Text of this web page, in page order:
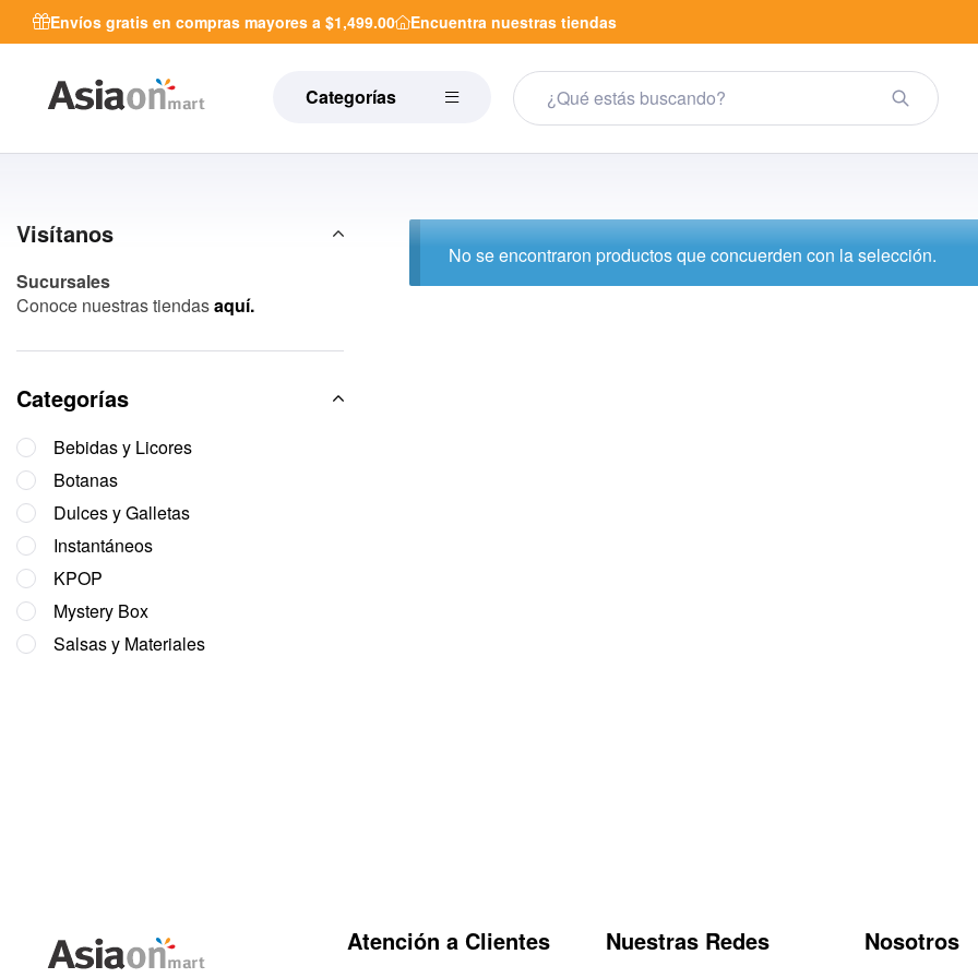
Envíos gratis en compras mayores a $1,499.00 Encuentra nuestras tiendas
Categorías
No se encontraron productos que concuerden con la selección.
Visítanos
Sucursales
Conoce nuestras tiendasaquí.
Categorías
Bebidas y Licores
Botanas
Dulces y Galletas
Instantáneos
KPOP
Mystery Box
Salsas y Materiales
Atención a Clientes Nuestras Redes Nosotros